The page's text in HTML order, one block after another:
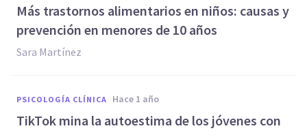
Más trastornos alimentarios en niños: causas y
prevención en menores de 10 años
Sara Martínez
PSICOLOGÍA CLÍNICA hace 1 año
TikTok mina la autoestima de los jóvenes con